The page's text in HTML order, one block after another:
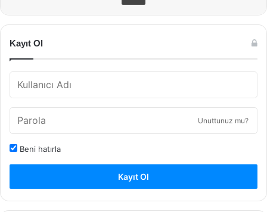
Kayıt Ol
Unuttunuz mu?
Beni hatırla
Kayıt Ol